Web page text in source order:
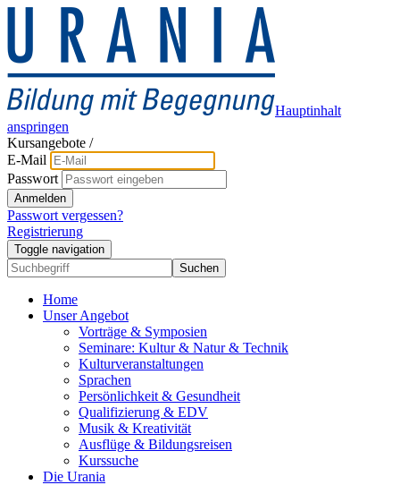
Hauptinhalt
anspringen
Kursangebote /
E-Mail
Passwort
Anmelden
Passwort vergessen?
Registrierung
Toggle navigation
Suchen
Home
Unser Angebot
Vorträge & Symposien
Seminare: Kultur & Natur & Technik
Kulturveranstaltungen
Sprachen
Persönlichkeit & Gesundheit
Qualifizierung & EDV
Musik & Kreativität
Ausflüge & Bildungsreisen
Kurssuche
Die Urania